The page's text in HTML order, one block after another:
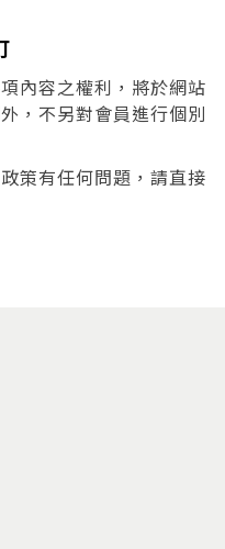
內容之權利，將於網站
，不另對會員進行個別
策有任何問題，請直接